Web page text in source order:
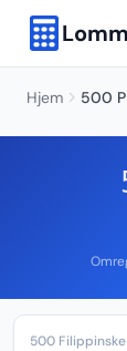
Hjem 500
500